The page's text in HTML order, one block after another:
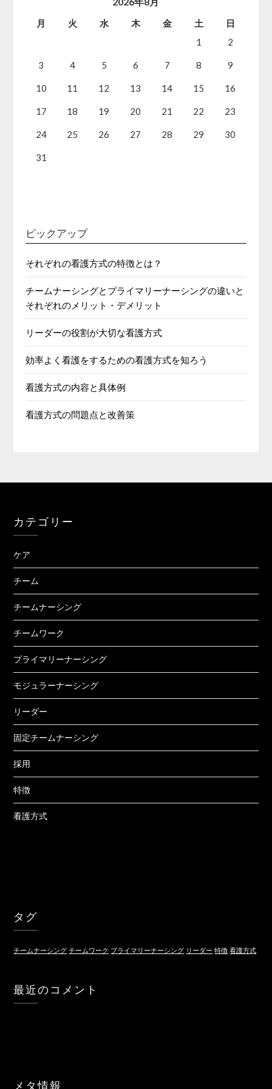
月 火 水 木 金 土
日
1
2
3 4 5 6 7 8 9
10 11 12 13 14 15 16
17 18 19 20 21 22 23
24 25 26 27 28 29 30
31
ピックアップ
それぞれの看護方式の特徴とは？
チームナーシングとプライマリーナーシングの違いと
それぞれのメリット・デメリット
リーダーの役割が大切な看護方式
効率よく看護をするための看護方式を知ろう
看護方式の内容と具体例
看護方式の問題点と改善策
カテゴリー
ケア
チーム
チームナーシング
チームワーク
プライマリーナーシング
モジュラーナーシング
リーダー
固定チームナーシング
採用
特徴
看護方式
タグ
チームナーシング チームワーク プライマリーナーシング リーダー 特徴 看護方式
最近のコメント
メタ情報